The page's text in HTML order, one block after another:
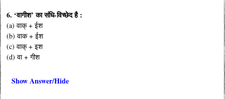
6. ‘वागीश’ का संधि-विच्छेद है :
(a) वाक् + ईश
(b) वाक + ईश
(c) वाक् + इश
(d) वा + गीश
Show Answer/Hide